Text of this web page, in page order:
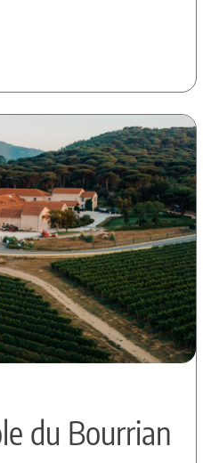
du Bourrian